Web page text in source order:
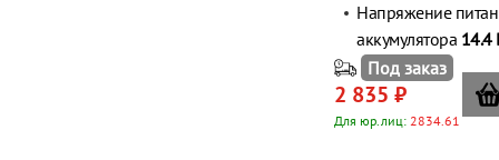
Напряжение
аккумулятора 14.4
Под заказ
2 835 ₽
Для юр.лиц: 2834.61